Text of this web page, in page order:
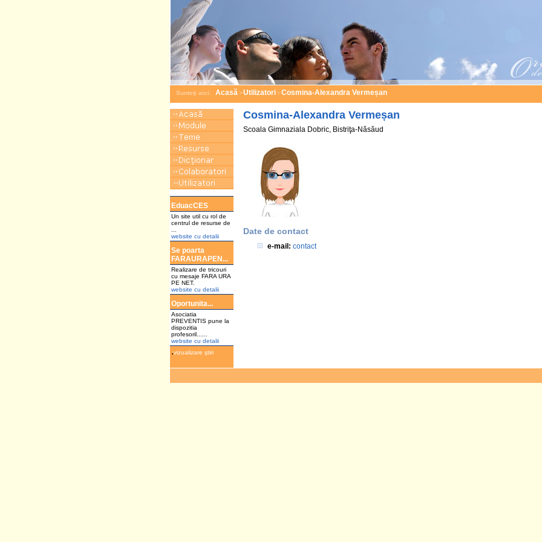
Sunteţi aici:Acasă >Utilizatori >Cosmina-Alexandra Vermeșan
EduacCES
Un site util cu rol de
centrul de resurse de
website cu detalii
Se poarta
FARAURAPEN...
Realizare de tricouri
cu mesaje FARA URA
PE NET.
website cu detalii
Oportunita...
Asociatia
PREVENTIS pune la
dispozitia
profesoril......
website cu detalii
.vizualizare ştiri
Cosmina-Alexandra Vermeșan
Scoala Gimnaziala Dobric, Bistriţa-Năsăud
Date de contact
e-mail: contact